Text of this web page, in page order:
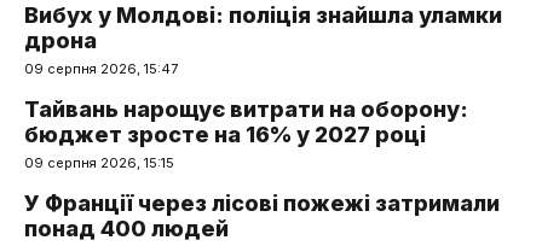
Вибух у Молдові: поліція знайшла уламки
дрона
09 серпня 2026, 15:47
Тайвань нарощує витрати на оборону:
бюджет зросте на 16% у 2027 році
09 серпня 2026, 15:15
У Франції через лісові пожежі затримали
понад 400 людей